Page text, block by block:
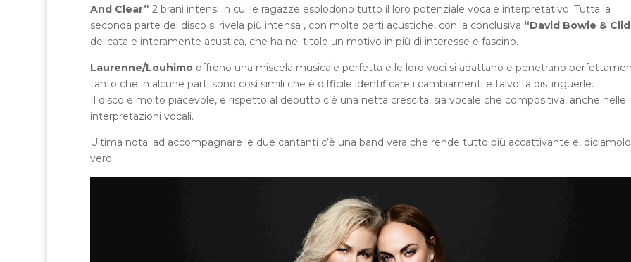
And Clear” 2 brani intensi in cui le ragazze esplodono tutto il loro potenziale vocale interpretativo. Tutta la
seconda parte del disco si rivela più intensa , con molte parti acustiche, con la conclusiva “David Bowie &
delicata e interamente acustica, che ha nel titolo un motivo in più di interesse e fascino.
Laurenne/Louhimo offrono una miscela musicale perfetta e le loro voci si adattano e penetrano
tanto che in alcune parti sono così simili che è difficile identificare i cambiamenti e talvolta distinguerle.
Il disco è molto piacevole, e rispetto al debutto c’è una netta crescita, sia vocale che compositiva, anche nelle
interpretazioni vocali.
Ultima nota: ad accompagnare le due cantanti c’è una band vera che rende tutto più accattivante e,
vero.